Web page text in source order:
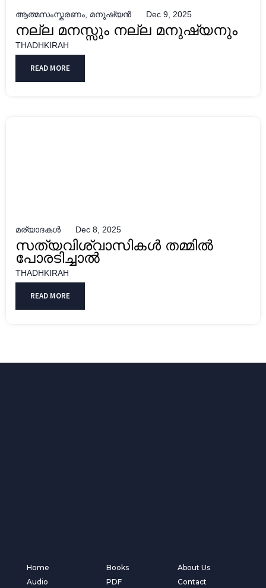
ആത്മസംസ്കരണം, മനുഷ്യൻ Dec 9, 2025
നല്ല മനസ്സും നല്ല മനുഷ്യനും
THADHKIRAH
READ MORE
മര്യാദകൾ Dec 8, 2025
സത്യവിശ്വാസികള്‍ തമ്മിൽ
പോരടിച്ചാൽ
THADHKIRAH
READ MORE
Home
Audio
Books
PDF
About Us
Contact